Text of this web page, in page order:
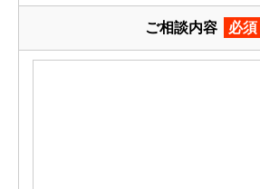
ご相談内容 必須